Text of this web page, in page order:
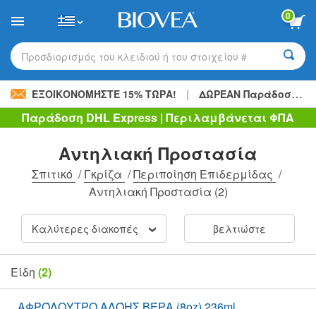
note:
website
includes
accessibility
system.
0
Προσδιορισμός του κλειδιού ή του στοιχείου #
ΕΞΟΙΚΟΝΟΜΉΣΤΕ 15% ΤΏΡΑ! | ΔΩΡΕΑΝ Παράδοση
Παράδοση DHL Express | Περιλαμβάνεται ΦΠΑ
Αντηλιακή Προστασία
Σπιτικό /Γκρίζα /Περιποίηση Επιδερμίδας /
Αντηλιακή Προστασία (2)
Καλύτερες διακοπές βελτιώστε
Είδη (2)